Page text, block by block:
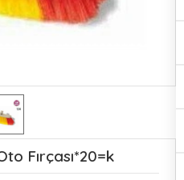
Fırçası*20=k